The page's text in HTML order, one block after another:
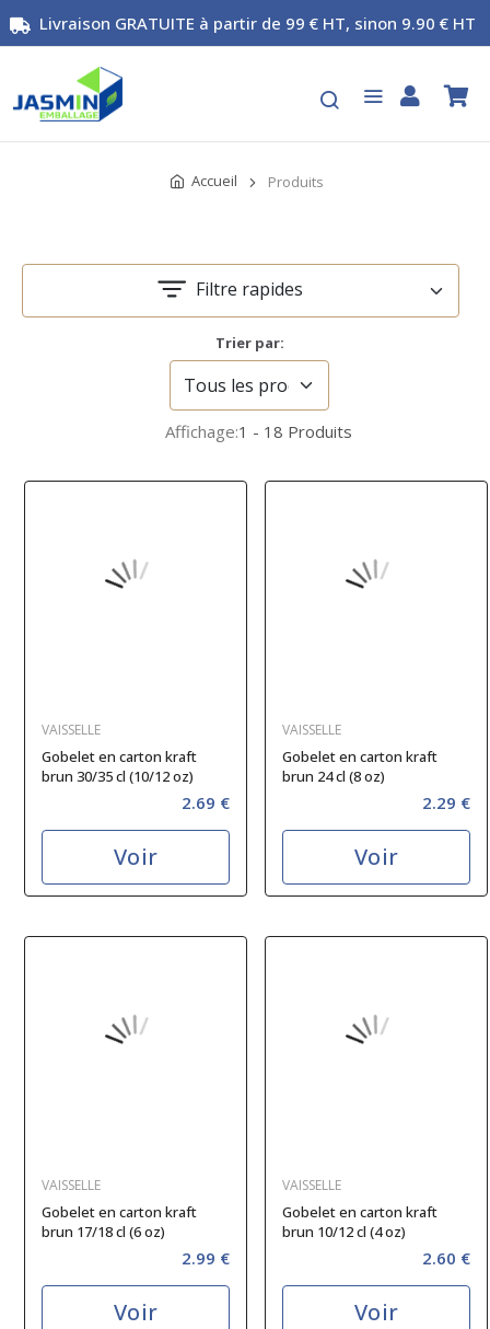
Livraison GRATUITE à partir de 99 € HT, sinon 9.90 € HT
Accueil Produits
Filtre rapides
Trier par:
Affichage:1 - 18 Produits
VAISSELLE
Gobelet en carton kraft
brun 30/35 cl (10/12 oz)
2.69 €
Voir
VAISSELLE
Gobelet en carton kraft
brun 24 cl (8 oz)
2.29 €
Voir
VAISSELLE
Gobelet en carton kraft
brun 17/18 cl (6 oz)
2.99 €
Voir
VAISSELLE
Gobelet en carton kraft
brun 10/12 cl (4 oz)
2.60 €
Voir